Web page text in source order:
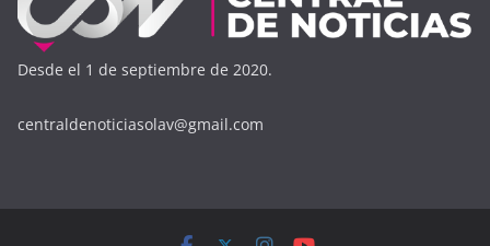
Desde el 1 de septiembre de 2020.
centraldenoticiasolav@gmail.com